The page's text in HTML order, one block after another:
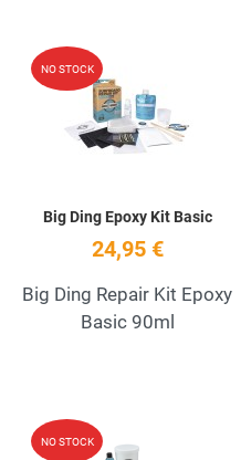
Add to Wishlist
NO STOCK
Big Ding Epoxy Kit Basic
24,95 €
Big Ding Repair Kit Epoxy
Basic 90ml
Add to Wishlist
NO STOCK